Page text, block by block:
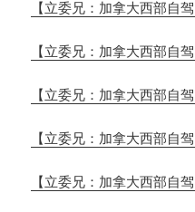
【立委兄：加拿大西部自
【立委兄：加拿大西部自
【立委兄：加拿大西部自
【立委兄：加拿大西部自
【立委兄：加拿大西部自